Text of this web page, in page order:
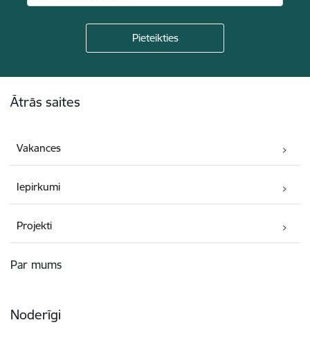
Ātrās saites
Vakances
Iepirkumi
Projekti
Par mums
Noderīgi